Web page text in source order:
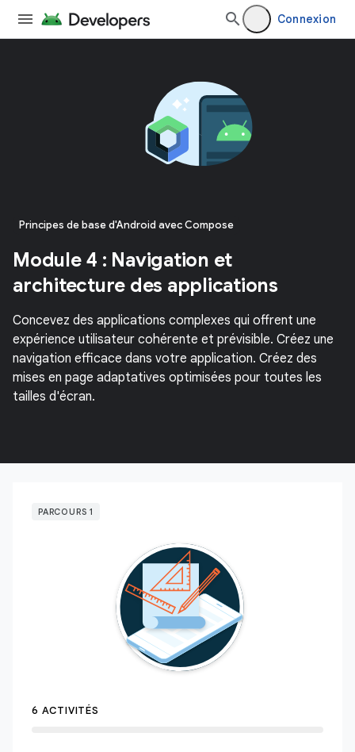
Connexion
Principes de base d'Android avec Compose
Module 4 : Navigation et
architecture des applications
Concevez des applications complexes qui offrent une
expérience utilisateur cohérente et prévisible. Créez une
navigation efficace dans votre application. Créez des
mises en page adaptatives optimisées pour toutes les
tailles d'écran.
PARCOURS 1
6 ACTIVITÉS